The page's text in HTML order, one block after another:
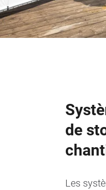
de
Les